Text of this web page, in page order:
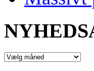
NYHEDSARKIV